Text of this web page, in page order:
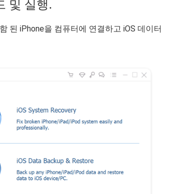
및 실행.
된 iPhone을 컴퓨터에 연결하고 iOS 데이터